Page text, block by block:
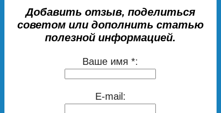
Добавить отзыв, поделиться
советом или дополнить статью
полезной информацией.
Ваше имя *:
E-mail: